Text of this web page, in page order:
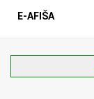
E-AFIŠA